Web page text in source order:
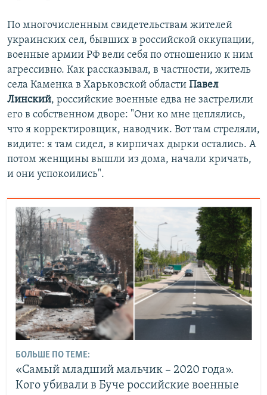
По многочисленным свидетельствам жителей
украинских сел, бывших в российской оккупации,
военные армии РФ вели себя по отношению к ним
агрессивно. Как рассказывал, в частности, житель
села Каменка в Харьковской области Павел
Линский, российские военные едва не застрелили
его в собственном дворе: "Они ко мне цеплялись,
что я корректировщик, наводчик. Вот там стреляли,
видите: я там сидел, в кирпичах дырки остались. А
потом женщины вышли из дома, начали кричать,
и они успокоились".
БОЛЬШЕ ПО ТЕМЕ:
«Самый младший мальчик – 2020 года».
Кого убивали в Буче российские военные